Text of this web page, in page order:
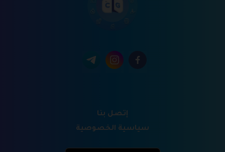
إتصل بنا
سياسية الخصوصية